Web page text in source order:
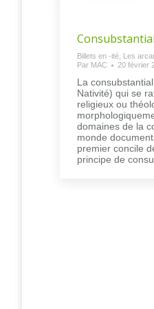
Billets en -ité
Les
Par MAC 20 février
La
Nativité) qui se
religieux ou
domaines de la
monde
premier concile
principe de